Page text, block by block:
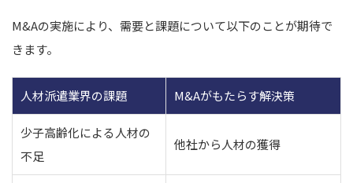
M&Aの実施により、需要と課題について以下のことが期待で
きます。
人材派遣業界の課題 M&Aがもたらす解決策
少子高齢化による人材の
不足
他社から人材の獲得